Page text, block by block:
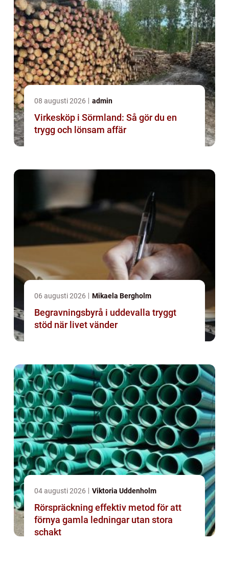
08 augusti 2026 admin
Virkesköp i Sörmland: Så gör du en
trygg och lönsam affär
06 augusti 2026 Mikaela Bergholm
Begravningsbyrå i uddevalla tryggt
stöd när livet vänder
04 augusti 2026 Viktoria Uddenholm
Rörspräckning effektiv metod för att
förnya gamla ledningar utan stora
schakt